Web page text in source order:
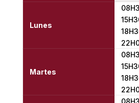
Lunes
Martes